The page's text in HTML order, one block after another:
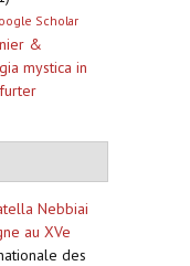
Scholar
&
mystica in
Nebbiai
au XVe
des